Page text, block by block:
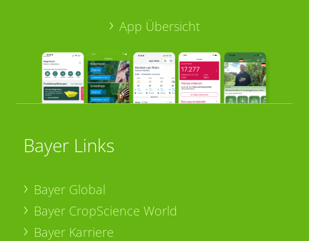
App Übersicht
Bayer Links
Bayer Global
Bayer CropScience World
Bayer Karriere